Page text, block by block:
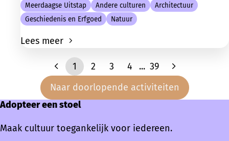
Meerdaagse Uitstap Andere culturen
Architectuur
Geschiedenis en Erfgoed
Natuur
Lees meer
1 2 3 4 ... 39
Naar doorlopende activiteiten
Adopteer een stoel
Maak cultuur toegankelijk voor iedereen.